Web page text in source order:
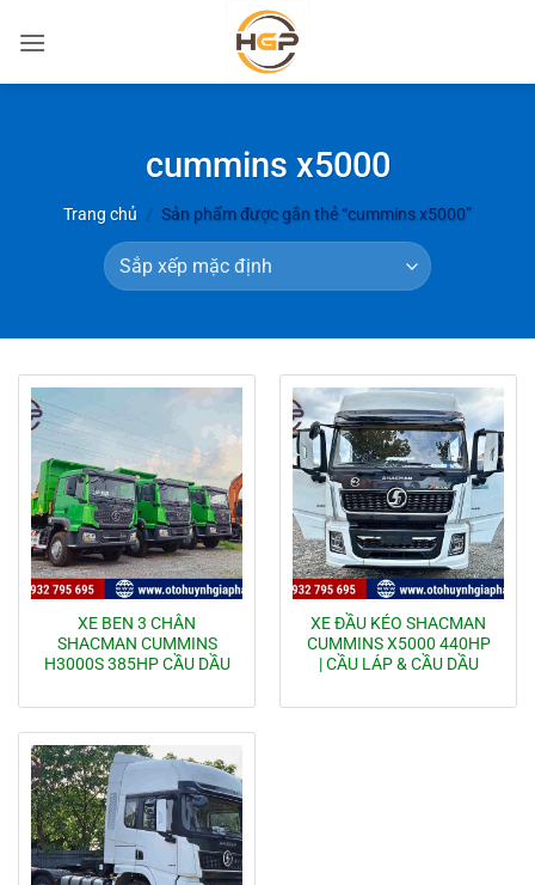
qua
cummins x5000
Trang chủ / Sản phẩm được gắn thẻ “cummins x5000”
XE BEN 3 CHÂN
SHACMAN CUMMINS
H3000S 385HP CẦU DẦU
XE ĐẦU KÉO SHACMAN
CUMMINS X5000 440HP
| CẦU LÁP & CẦU DẦU